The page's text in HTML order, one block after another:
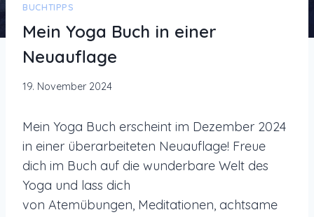
BUCHTIPPS
Mein Yoga Buch in einer
Neuauflage
19. November 2024
Mein Yoga Buch erscheint im Dezember 2024
in einer überarbeiteten Neuauflage! Freue
dich im Buch auf die wunderbare Welt des
Yoga und lass dich
von Atemübungen, Meditationen, achtsame